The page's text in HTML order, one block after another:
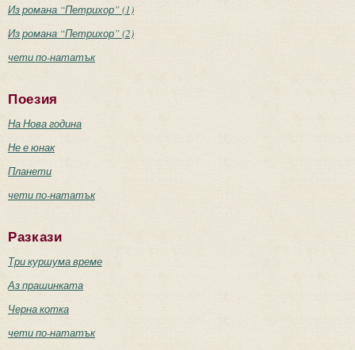
Из романа “Петрихор” (1)
Из романа “Петрихор” (2)
чети по-нататък
Поезия
На Нова година
Не е юнак
Планети
чети по-нататък
Разкази
Три куршума време
Аз прашинката
Черна котка
чети по-нататък